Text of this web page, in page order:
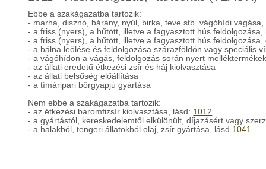
Ebbe a szakágazatba tartozik:
- marha, disznó, bárány, nyúl, birka, teve stb. vágóhídi
- a friss (nyers), a hűtött, illetve a fagyasztott hús feldolgozása,
- a friss (nyers), a hűtött, illetve a fagyasztott hús feldolgozása,
- a bálna leölése és feldolgozása szárazföldön vagy speciális
- a vágóhídon a vágás, feldolgozás során nyert
- az állati eredetű étkezési zsír és háj kiolvasztása
- az állati belsőség előállítása
- a tímáripari bőrgyapjú gyártása
Nem ebbe a szakágazatba tartozik:
- az étkezési baromfizsír kiolvasztása, lásd: 1012
- a gyártástól, kereskedelemtől elkülönült, díjazásért vagy
- a halakból, tengeri állatokból olaj, zsír gyártása, lásd 1041